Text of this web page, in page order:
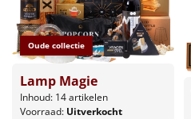
Leuke
Goedkope
Uniek
Oude collectie
Lamp Magie
Inhoud: 14 artikelen
Voorraad: Uitverkocht